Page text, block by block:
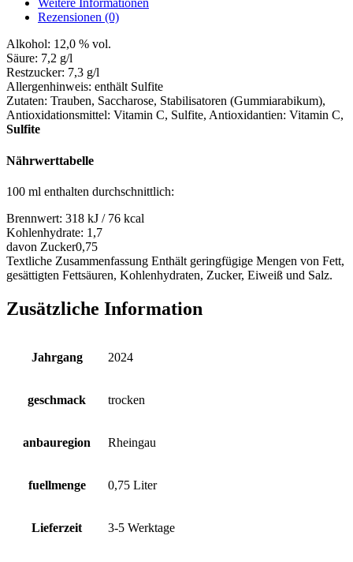
Weitere Informationen
Rezensionen (0)
Alkohol: 12,0 % vol.
Säure: 7,2 g/l
Restzucker: 7,3 g/l
Allergenhinweis: enthält Sulfite
Zutaten: Trauben, Saccharose, Stabilisatoren (Gummiarabikum),
Antioxidationsmittel: Vitamin C, Sulfite, Antioxidantien: Vitamin C,
Sulfite
Nährwerttabelle
100 ml enthalten durchschnittlich:
Brennwert: 318 kJ / 76 kcal
Kohlenhydrate: 1,7
davon Zucker0,75
Textliche Zusammenfassung Enthält geringfügige Mengen von Fett,
gesättigten Fettsäuren, Kohlenhydraten, Zucker, Eiweiß und Salz.
Zusätzliche Information
Jahrgang 2024
geschmack trocken
anbauregion Rheingau
fuellmenge 0,75 Liter
Lieferzeit 3-5 Werktage